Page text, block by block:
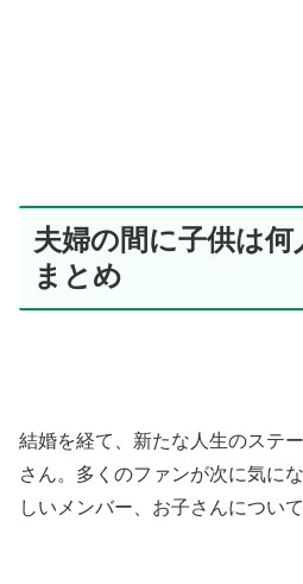
夫婦の間に子供は何
まとめ
結婚を経て、新たな人生のステ
さん。多くのファンが次に気に
しいメンバー、お子さんについて